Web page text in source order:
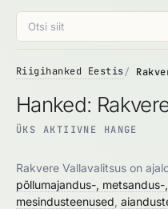
Riigihanked Eestis
Hanked:
ÜKS AKTIIVNE HANGE
Rakvere Vallavalitsus on
põllumajandus-,
mesindusteenused